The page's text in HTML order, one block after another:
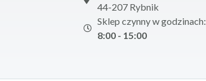
44-207 Rybnik
Sklep czynny w godzinach:
8:00 - 15:00